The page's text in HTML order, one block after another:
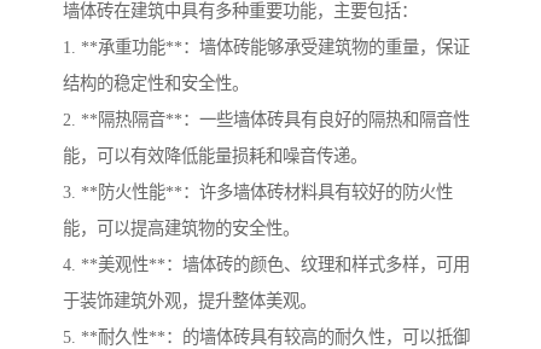
墙体砖在建筑中具有多种重要功能，主要包括：
1. **承重功能**：墙体砖能够承受建筑物的重量，保证
结构的稳定性和安全性。
2. **隔热隔音**：一些墙体砖具有良好的隔热和隔音性
能，可以有效降低能量损耗和噪音传递。
3. **防火性能**：许多墙体砖材料具有较好的防火性
能，可以提高建筑物的安全性。
4. **美观性**：墙体砖的颜色、纹理和样式多样，可用
于装饰建筑外观，提升整体美观。
5. **耐久性**：的墙体砖具有较高的耐久性，可以抵御